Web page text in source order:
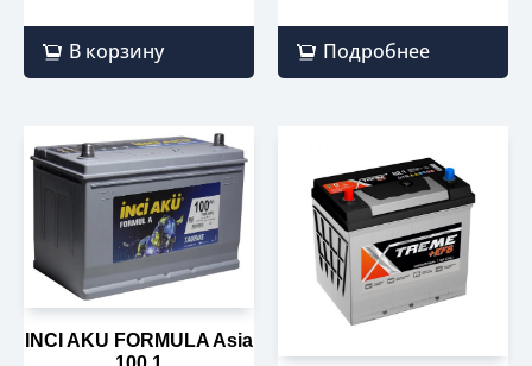
В корзину Подробнее
INCI AKU FORMULA Asia